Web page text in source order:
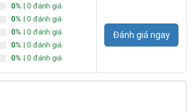
0% | 0 đánh giá
0% | 0 đánh giá
0% | 0 đánh giá
0% | 0 đánh giá
0% | 0 đánh giá
Đánh giá ngay